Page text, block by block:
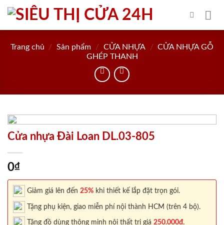
Skip
content
Trang chủ / Sản phẩm / CỬA NHỰA / CỬA NHỰA GỖ
GHÉP THANH
Cửa nhựa Đài Loan DL.03-805
0₫
Giảm giá lên đến 25% khi thiết kế lắp đặt trọn gói.
Tặng phụ kiện, giao miễn phí nội thành HCM (trên 4 bộ).
Tặng đồ dùng thông minh nội thất trị giá 250.000đ.